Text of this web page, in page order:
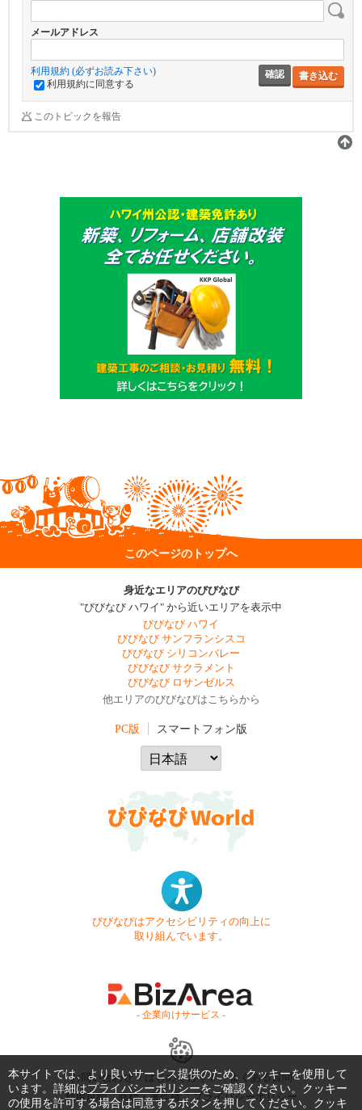
メールアドレス
利用規約 (必ずお読み下さい)
利用規約に同意する
書き込む
このトピックを報告
このページのトップへ
身近なエリアのびびなび
"びびなび ハワイ" から近いエリアを表示中
びびなび ハワイ
びびなび サンフランシスコ
びびなび シリコンバレー
びびなび サクラメント
びびなび ロサンゼルス
他エリアのびびなびはこちらから
PC版 スマートフォン版
びびなびはアクセシビリティの向上に
取り組んでいます。
- 企業向けサービス -
お問い合わせ はじめてガイド
よくある質問
利用規約
商標・著作権 プライバシーポリシー
本サイトでは、より良いサービス提供のため、クッキーを使用して
います。詳細はプライバシーポリシーをご確認ください。クッキー
の使用を許可する場合は同意するボタンを押してください。クッキ